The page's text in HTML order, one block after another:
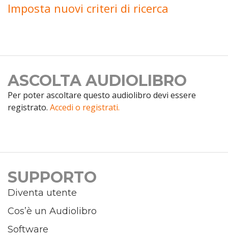
Imposta nuovi criteri di ricerca
ASCOLTA AUDIOLIBRO
Per poter ascoltare questo audiolibro devi essere
registrato. Accedi o registrati.
SUPPORTO
Diventa utente
Cos’è un Audiolibro
Software